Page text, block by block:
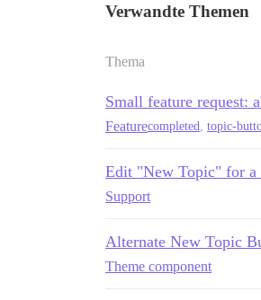
Verwandte Themen
Thema
Small feature request:
Featurecompleted, topic-
Edit "New Topic" for a
Support
Alternate New Topic
Theme component